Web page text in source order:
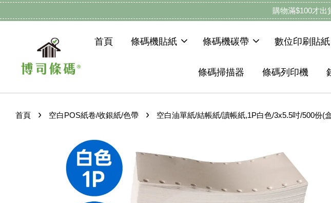
購物滿$100才出
首頁 條碼機貼紙 條碼機碳帶 數位印刷貼紙
條碼掃描器 條碼列印機
首頁 › 空白POS紙卷/收銀紙/色帶 › 空白油單紙/結帳紙/讀帳紙,1P白色/3x5.5吋/500份(盒